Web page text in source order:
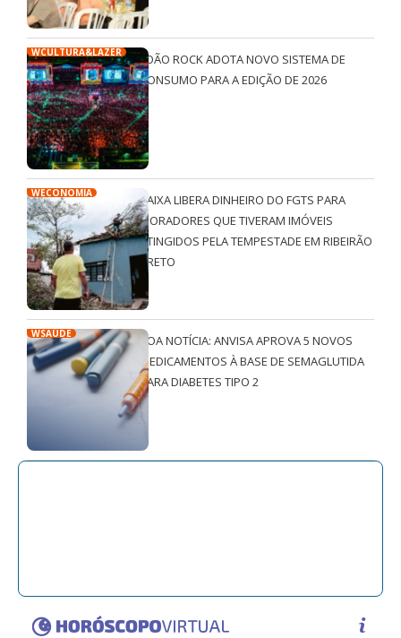
WCULTURA&LAZER
JOÃO ROCK ADOTA NOVO SISTEMA DE
CONSUMO PARA A EDIÇÃO DE 2026
WECONOMIA
CAIXA LIBERA DINHEIRO DO FGTS PARA
MORADORES QUE TIVERAM IMÓVEIS
ATINGIDOS PELA TEMPESTADE EM RIBEIRÃO
PRETO
WSAÚDE
BOA NOTÍCIA: ANVISA APROVA 5 NOVOS
MEDICAMENTOS À BASE DE SEMAGLUTIDA
PARA DIABETES TIPO 2